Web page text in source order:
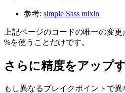
参考: simple Sass mixin
上記ページのコードの唯一の変
%を使うことだけです。
さらに精度をアップ
もし異なるブレイクポイントで